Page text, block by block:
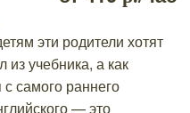
эти родители хотят
из учебника, а как
самого раннего
— это